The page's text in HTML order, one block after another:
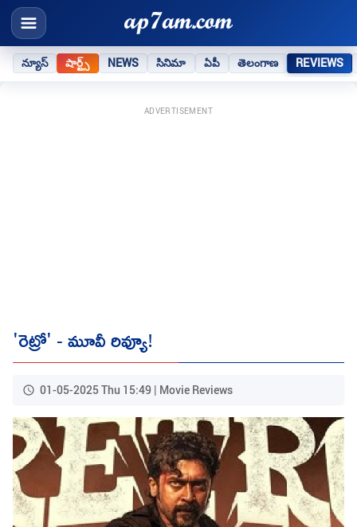
న్యూస్ షార్ట్స్ NEWS సినిమా ఏపీ తెలంగాణ REVIEWS
ADVERTISEMENT
'రెట్రో' - మూవీ రివ్యూ!
01-05-2025 Thu 15:49 | Movie Reviews